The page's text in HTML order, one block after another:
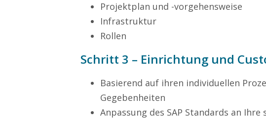
Projektplan und -vorgehensweise
Infrastruktur
Rollen
Schritt 3 – Einrichtung und
Basierend auf ihren individuellen
Gegebenheiten
Anpassung des SAP Standards an